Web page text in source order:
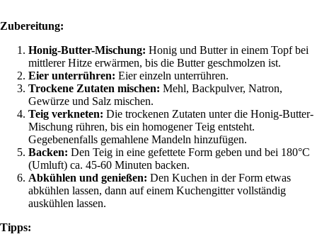
Zubereitung:
Honig-Butter-Mischung: Honig und Butter in einem Topf bei
mittlerer Hitze erwärmen, bis die Butter geschmolzen ist.
Eier unterrühren: Eier einzeln unterrühren.
Trockene Zutaten mischen: Mehl, Backpulver, Natron,
Gewürze und Salz mischen.
Teig verkneten: Die trockenen Zutaten unter die Honig-Butter-
Mischung rühren, bis ein homogener Teig entsteht.
Gegebenenfalls gemahlene Mandeln hinzufügen.
Backen: Den Teig in eine gefettete Form geben und bei 180°C
(Umluft) ca. 45-60 Minuten backen.
Abkühlen und genießen: Den Kuchen in der Form etwas
abkühlen lassen, dann auf einem Kuchengitter vollständig
auskühlen lassen.
Tipps: